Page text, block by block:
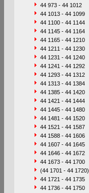
44 973 - 44 1012
44 1013 - 44 1099
44 1100 - 44 1144
44 1145 - 44 1164
44 1165 - 44 1210
44 1211 - 44 1230
44 1231 - 44 1240
44 1241 - 44 1292
44 1293 - 44 1312
44 1313 - 44 1384
44 1385 - 44 1420
44 1421 - 44 1444
44 1445 - 44 1480
44 1481 - 44 1520
44 1521 - 44 1587
44 1588 - 44 1606
44 1607 - 44 1645
44 1646 - 44 1672
44 1673 - 44 1700
(44 1701 - 44 1720)
44 1721 - 44 1735
44 1736 - 44 1750